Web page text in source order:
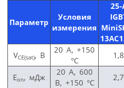
Параметр
Условия
измерения
25-
VCE(sat), B
20 А, +150
°С
1,8
Eon, мДж
20 А, 600
В, +150 °С
2,7